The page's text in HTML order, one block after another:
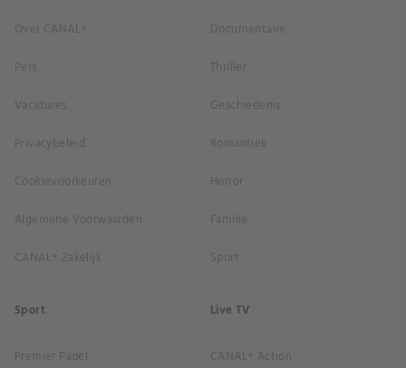
Over CANAL+
Pers
Vacatures
Privacybeleid
Cookievoorkeuren
Algemene Voorwaarden
CANAL+ Zakelijk
Documentaire
Thriller
Geschiedenis
Romantiek
Horror
Familie
Sport
Sport
Premier Padel
Live TV
CANAL+ Action